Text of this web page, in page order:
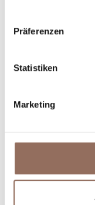
Präferenzen
Statistiken
Marketing
Plane, wo du
willst, mit